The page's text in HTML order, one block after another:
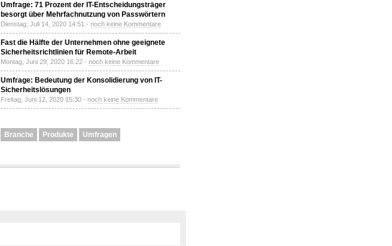
Umfrage: 71 Prozent der IT-Entscheidungsträger
besorgt über Mehrfachnutzung von Passwörtern
Dienstag, Juli 14, 2020 14:51 - noch keine Kommentare
Fast die Hälfte der Unternehmen ohne geeignete
Sicherheitsrichtlinien für Remote-Arbeit
Montag, Juni 29, 2020 16:22 - noch keine Kommentare
Umfrage: Bedeutung der Konsolidierung von IT-
Sicherheitslösungen
Freitag, Juni 12, 2020 15:30 - noch keine Kommentare
Branche Produkte Umfragen